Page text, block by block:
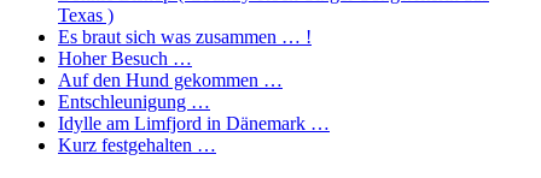
Texas )
Es braut sich was zusammen … !
Hoher Besuch …
Auf den Hund gekommen …
Entschleunigung …
Idylle am Limfjord in Dänemark …
Kurz festgehalten …